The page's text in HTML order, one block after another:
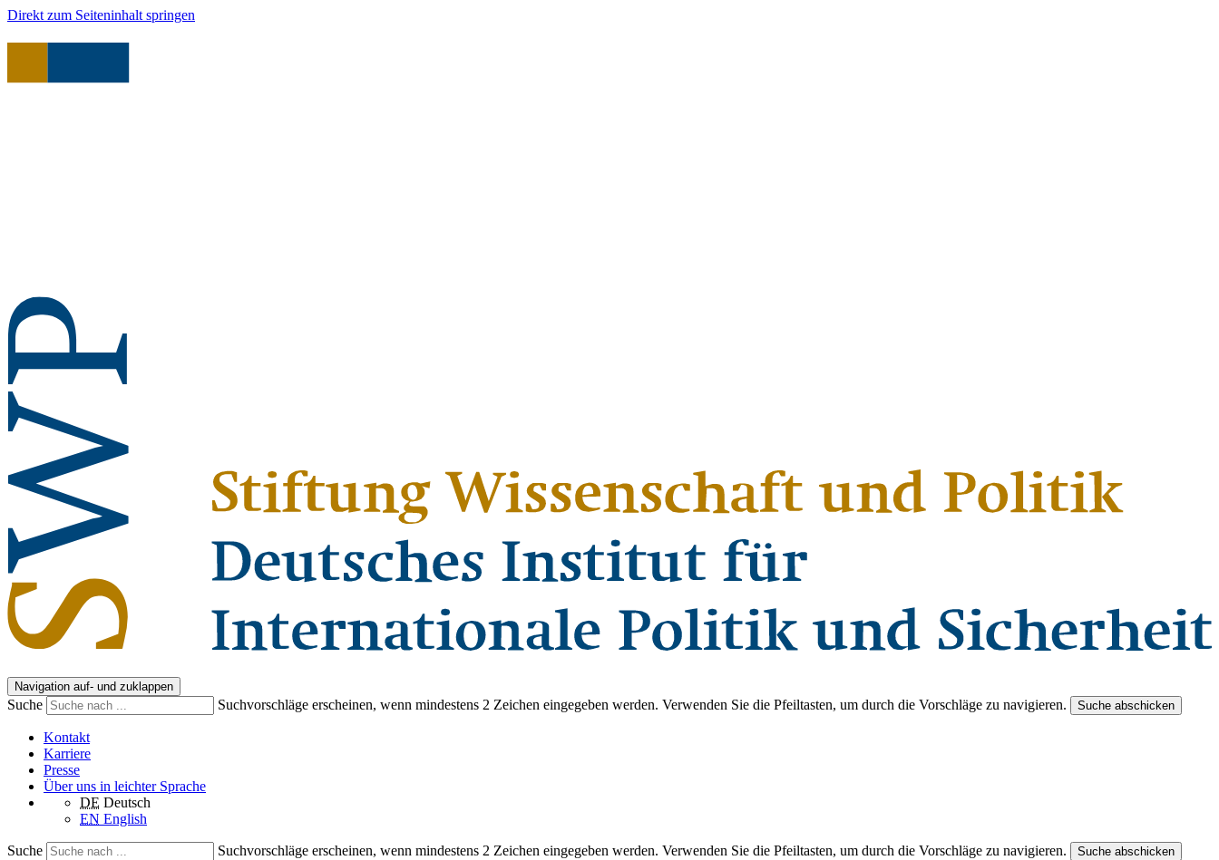
Direkt zum Seiteninhalt springen
Navigation auf- und zuklappen
Suche Suchvorschläge erscheinen, wenn mindestens 2 Zeichen eingegeben werden. Verwenden Sie die Pfeiltasten, um durch die Vorschläge zu navigieren. Suche abschicken
Kontakt
Karriere
Presse
Über uns in leichter Sprache
DE Deutsch
EN English
Suche Suchvorschläge erscheinen, wenn mindestens 2 Zeichen eingegeben werden. Verwenden Sie die Pfeiltasten, um durch die Vorschläge zu navigieren. Suche abschicken